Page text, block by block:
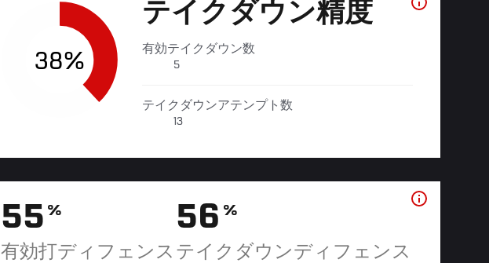
38%
テイクダウン精度
有効テイクダウン数
5
テイクダウンアテンプト数
13
55 %
有効打ディフェンス
56 %
テイクダウンディフェンス